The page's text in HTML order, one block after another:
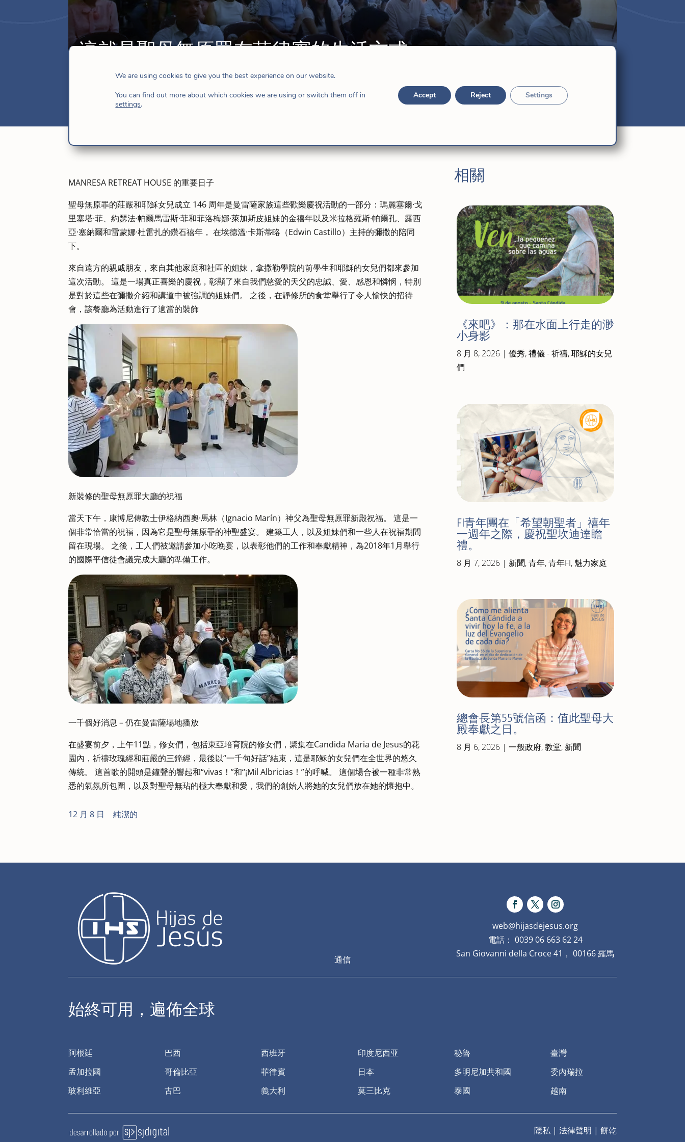
這就是聖母無原罪在菲律賓的生活方式
12 月 11, 2017 印度-太平洋 , 新聞 耶穌的女兒們
MANRESA RETREAT HOUSE 的重要日子
聖母無原罪的莊嚴和耶穌女兒成立 146 周年是曼雷薩家族這些歡樂慶祝活動的一部分：瑪麗塞爾·戈
里塞塔·菲、約瑟法·帕爾馬雷斯·菲和菲洛梅娜·萊加斯皮姐妹的金禧年以及米拉格羅斯·帕爾孔、露西
亞·塞納爾和雷蒙娜·杜雷扎的鑽石禧年， 在埃德溫·卡斯蒂略（Edwin Castillo）主持的彌撒的陪同
下。
來自遠方的親戚朋友，來自其他家庭和社區的姐妹，拿撒勒學院的前學生和耶穌的女兒們都來參加
這次活動。 這是一場真正喜樂的慶祝，彰顯了來自我們慈愛的天父的忠誠、愛、感恩和憐悯，特別
是對於這些在彌撒介紹和講道中被強調的姐妹們。 之後，在靜修所的食堂舉行了令人愉快的招待
會，該餐廳為活動進行了適當的裝飾
新裝修的聖母無原罪大廳的祝福
當天下午，康博尼傳教士伊格納西奧·馬林（Ignacio Marín）神父為聖母無原罪新殿祝福。 這是一
個非常恰當的祝福，因為它是聖母無原罪的神聖盛宴。 建築工人，以及姐妹們和一些人在祝福期間
留在現場。 之後，工人們被邀請參加小吃晚宴，以表彰他們的工作和奉獻精神，為2018年1月舉行
的國際平信徒會議完成大廳的準備工作。
一千個好消息 – 仍在曼雷薩場地播放
在盛宴前夕，上午11點，修女們，包括東亞培育院的修女們，聚集在Candida Maria de Jesus的花
園內，祈禱玫瑰經和莊嚴的三鐘經，最後以“一千句好話”結束，這是耶穌的女兒們在全世界的悠久
傳統。 這首歌的開頭是鐘聲的響起和“vivas！”和“¡Mil Albricias！”的呼喊。 這個場合被一種非常熟
悉的氣氛所包圍，以及對聖母無玷的極大奉獻和愛，我們的創始人將她的女兒們放在她的懷抱中。
12 月 8 日 |純潔的
相關
《來吧》：那在水面上行走的渺
小身影
8 月 8, 2026| 優秀,禮儀 - 祈禱,耶穌的女兒
們
FI青年團在「希望朝聖者」禧年
一週年之際，慶祝聖坎迪達瞻
禮。
8 月 7, 2026| 新聞,青年,青年FI, 魅力家庭
總會長第55號信函：值此聖母大
殿奉獻之日。
8 月 6, 2026| 一般政府,教堂, 新聞
通信
web@hijasdejesus.org
電話： 0039 06 663 62 24
San Giovanni della Croce 41， 00166 羅馬
始終可用，遍佈全球
阿根廷
孟加拉國
玻利維亞
巴西
哥倫比亞
古巴
西班牙
菲律賓
義大利
印度尼西亚
日本
莫三比克
秘魯
多明尼加共和國
泰國
臺灣
委內瑞拉
越南
隱私| 法律聲明 | 餅乾
We are using cookies to give you the best experience on our website.
You can find out more about which cookies we are using or switch them off in
settings.
Accept Reject Settings